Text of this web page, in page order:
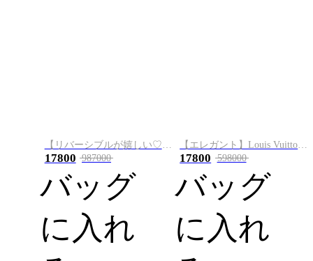
17800 987000
バッグ
に入れ
17800 598000
バッグ
に入れ